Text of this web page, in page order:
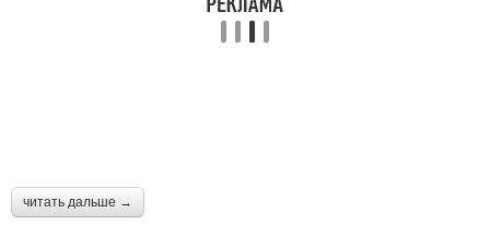
читать дальше →